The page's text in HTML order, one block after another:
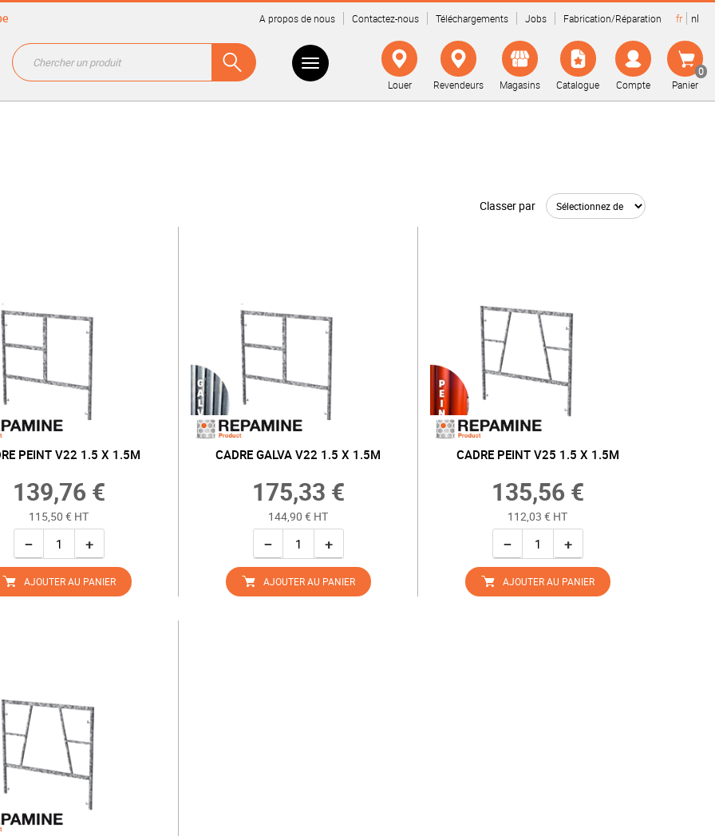
A propos de nous Contactez-nous Téléchargements Jobs Fabrication/Réparation fr nl
0
Panier
Compte
Catalogue
Magasins
Revendeurs
Louer
Classer par
PEINT V22 1.5 X 1.5M
139,76 €
115,50 € HT
− +
AJOUTER AU PANIER
CADRE GALVA V22 1.5 X 1.5M
175,33 €
144,90 € HT
− +
AJOUTER AU PANIER
CADRE PEINT V25 1.5 X 1.5M
135,56 €
112,03 € HT
− +
AJOUTER AU PANIER